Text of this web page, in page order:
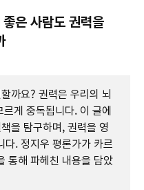
은 사람도 권력을
까요? 권력은 우리의 뇌
게 중독됩니다. 이 글에
을 탐구하며, 권력을 영
다. 정지우 평론가가 카르
통해 파헤친 내용을 담았